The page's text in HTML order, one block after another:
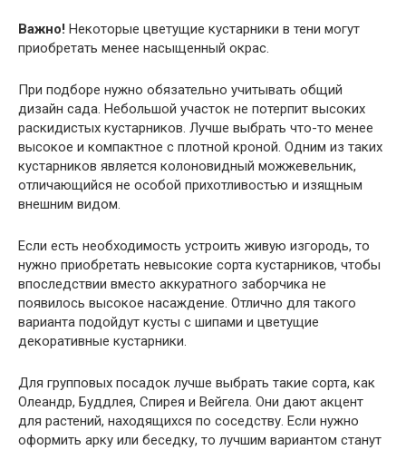
Важно! Некоторые цветущие кустарники в тени могут
приобретать менее насыщенный окрас.
При подборе нужно обязательно учитывать общий
дизайн сада. Небольшой участок не потерпит высоких
раскидистых кустарников. Лучше выбрать что-то менее
высокое и компактное с плотной кроной. Одним из таких
кустарников является колоновидный можжевельник,
отличающийся не особой прихотливостью и изящным
внешним видом.
Если есть необходимость устроить живую изгородь, то
нужно приобретать невысокие сорта кустарников, чтобы
впоследствии вместо аккуратного заборчика не
появилось высокое насаждение. Отлично для такого
варианта подойдут кусты с шипами и цветущие
декоративные кустарники.
Для групповых посадок лучше выбрать такие сорта, как
Олеандр, Буддлея, Спирея и Вейгела. Они дают акцент
для растений, находящихся по соседству. Если нужно
оформить арку или беседку, то лучшим вариантом станут